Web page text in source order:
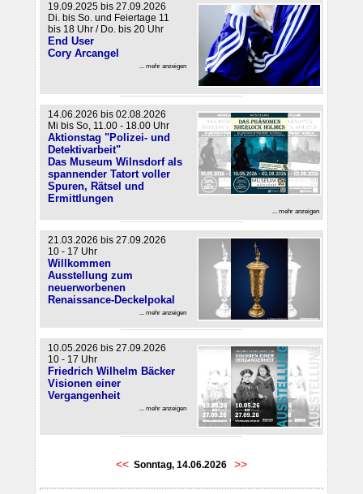
19.09.2025 bis 27.09.2026
Di. bis So. und Feiertage 11
bis 18 Uhr / Do. bis 20 Uhr
End User
Cory Arcangel
... mehr anzeigen
14.06.2026 bis 02.08.2026
Mi bis So, 11.00 - 18.00 Uhr
Aktionstag "Polizei- und
Detektivarbeit"
Das Museum Wilnsdorf als
spannender Tatort voller
Spuren, Rätsel und
Ermittlungen
... mehr anzeigen
21.03.2026 bis 27.09.2026
10 - 17 Uhr
Willkommen
Ausstellung zum
neuerworbenen
Renaissance-Deckelpokal
... mehr anzeigen
10.05.2026 bis 27.09.2026
10 - 17 Uhr
Friedrich Wilhelm Bäcker
Visionen einer
Vergangenheit
... mehr anzeigen
<< Sonntag, 14.06.2026 >>